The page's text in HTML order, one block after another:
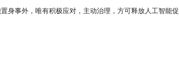
身事外，唯有积极应对，主动治理，方可释放人工智能